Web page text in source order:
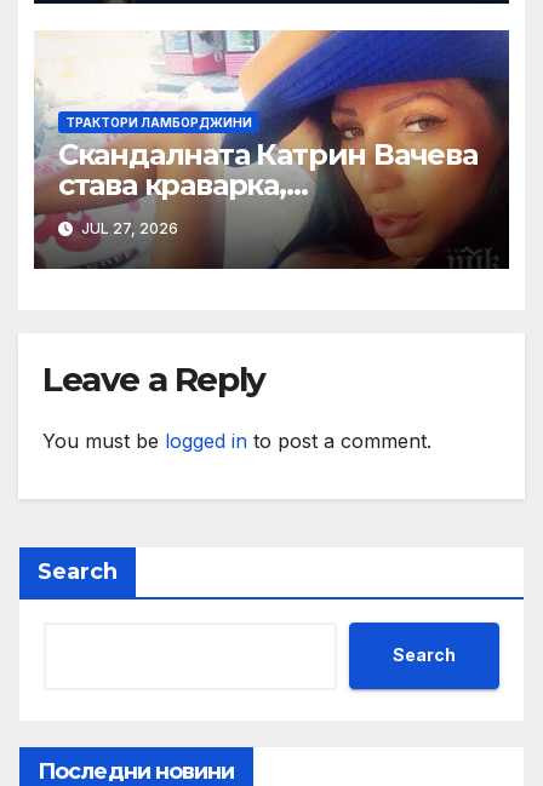
ТРАКТОРИ ЛАМБОРДЖИНИ
Скандалната Катрин Вачева
става краварка,
манекенката замени
лъскавото си Ламборджини
с трактор (снимки)
JUL 27, 2026
Leave a Reply
You must be logged in to post a comment.
Search
Search
Последни новини